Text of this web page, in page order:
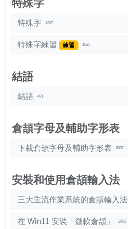
特殊字
特殊字 1287
特殊字練習 練習 1025
結語
結語 481
倉頡字母及輔助字形表
下載倉頡字母及輔助字形表 6397
安裝和使用倉頡輸入法
三大主流作業系統的倉頡輸入法
在 Win11 安裝「微軟倉頡」 2902